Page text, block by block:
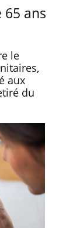
65 ans
le
aux
du